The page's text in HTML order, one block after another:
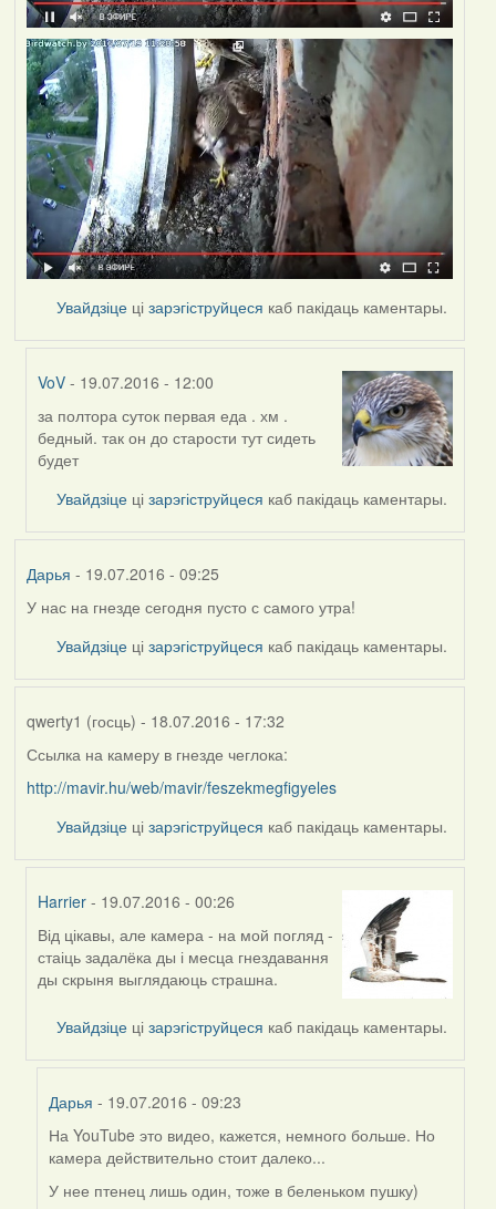
Увайдзіце цізарэгіструйцеся каб пакідаць каментары.
VoV - 19.07.2016 - 12:00
In
reply
to
за полтора суток первая еда . хм .
бедный. так он до старости тут сидеть
будет
Увайдзіце цізарэгіструйцеся каб пакідаць каментары.
Дарья - 19.07.2016 - 09:25
У нас на гнезде сегодня пусто с самого утра!
Увайдзіце цізарэгіструйцеся каб пакідаць каментары.
qwerty1 (госць) - 18.07.2016 - 17:32
Ссылка на камеру в гнезде чеглока:
http://mavir.hu/web/mavir/feszekmegfigyeles
Увайдзіце цізарэгіструйцеся каб пакідаць каментары.
Harrier - 19.07.2016 - 00:26
In
reply
to
qwerty1
(госць)
Від цікавы, але камера - на мой погляд -
стаіць задалёка ды і месца гнездавання
ды скрыня выглядаюць страшна.
Увайдзіце цізарэгіструйцеся каб пакідаць каментары.
Дарья - 19.07.2016 - 09:23
In
reply
to
На YouTube это видео, кажется, немного больше. Но
камера действительно стоит далеко...
У нее птенец лишь один, тоже в беленьком пушку)